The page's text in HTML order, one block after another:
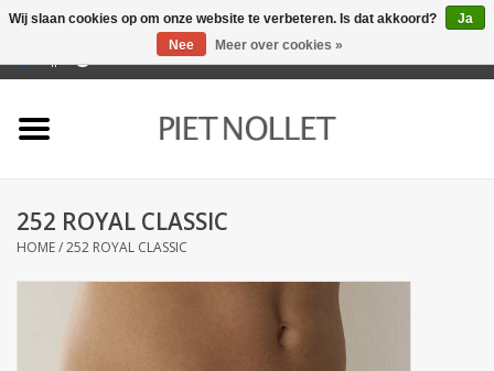
Badlinnen
Tafellinnen
252 ROYAL CLASSIC
HOME/252 ROYAL CLASSIC
Wij slaan cookies op om onze website te verbeteren. Is dat akkoord?
Ja
Nee
Meer over cookies »